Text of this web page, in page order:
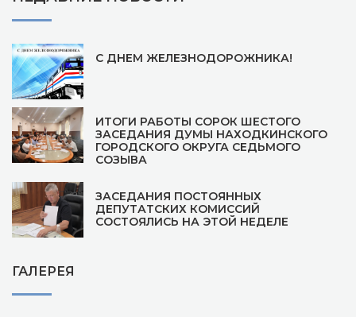
С ДНЕМ ЖЕЛЕЗНОДОРОЖНИКА!
ИТОГИ РАБОТЫ СОРОК ШЕСТОГО
ЗАСЕДАНИЯ ДУМЫ НАХОДКИНСКОГО
ГОРОДСКОГО ОКРУГА СЕДЬМОГО
СОЗЫВА
ЗАСЕДАНИЯ ПОСТОЯННЫХ
ДЕПУТАТСКИХ КОМИССИЙ
СОСТОЯЛИСЬ НА ЭТОЙ НЕДЕЛЕ
ГАЛЕРЕЯ